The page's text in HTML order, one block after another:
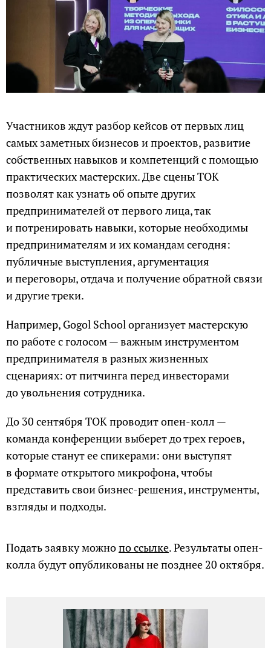
Участников ждут разбор кейсов от первых лиц
самых заметных бизнесов и проектов, развитие
собственных навыков и компетенций с помощью
практических мастерских. Две сцены ТОК
позволят как узнать об опыте других
предпринимателей от первого лица, так
и потренировать навыки, которые необходимы
предпринимателям и их командам сегодня:
публичные выступления, аргументация
и переговоры, отдача и получение обратной связи
и другие треки.
Например, Gogol School организует мастерскую
по работе с голосом — важным инструментом
предпринимателя в разных жизненных
сценариях: от питчинга перед инвесторами
до увольнения сотрудника.
До 30 сентября ТОК проводит опен-колл —
команда конференции выберет до трех героев,
которые станут ее спикерами: они выступят
в формате открытого микрофона, чтобы
представить свои бизнес-решения, инструменты,
взгляды и подходы.
Подать заявку можнопо ссылке. Результаты опен-
колла будут опубликованы не позднее 20 октября.